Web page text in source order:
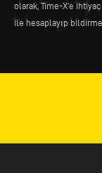
olarak, Time-X’e
ile hesaplayıp